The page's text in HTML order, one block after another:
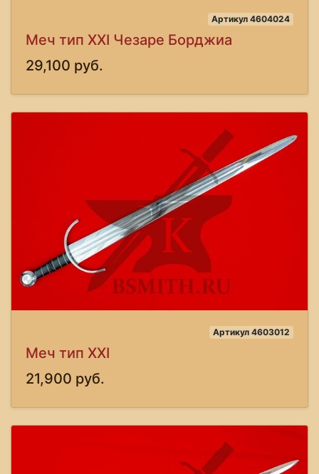
Артикул 4604024
Меч тип XXI Чезаре Борджиа
29,100 руб.
Артикул 4603012
Меч тип XXI
21,900 руб.